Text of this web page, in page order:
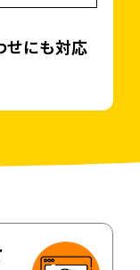
せにも対応